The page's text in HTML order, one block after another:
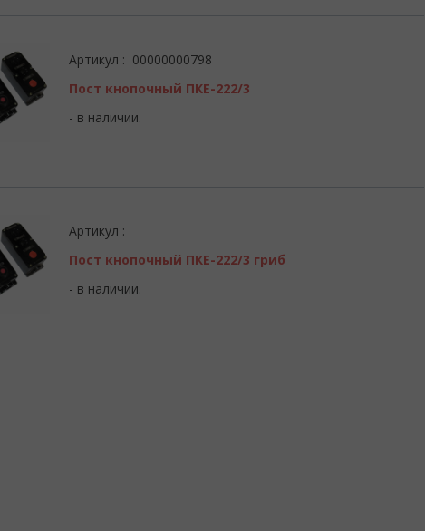
Артикул : 00000000798
Пост кнопочный ПКЕ-222/3
- в наличии.
Артикул :
Пост кнопочный ПКЕ-222/3 гриб
- в наличии.